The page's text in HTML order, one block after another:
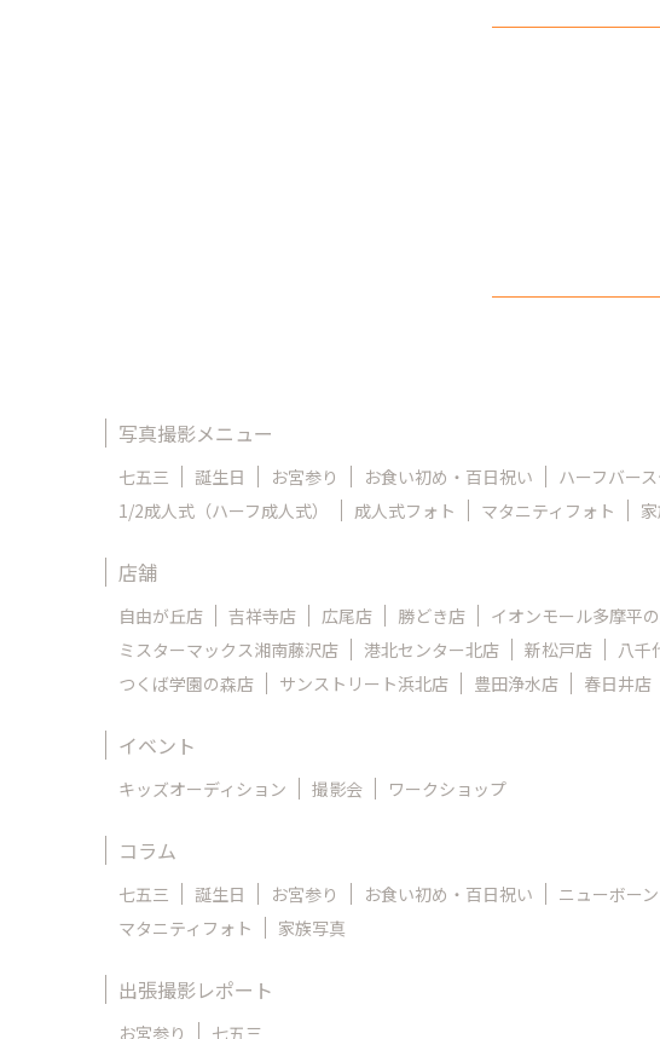
写真撮影メニュー
七五三 誕生日 お宮参り お食い初め・百日祝い ハーフバー
1/2成人式（ハーフ成人式）
成人式フォト マタニティフォト
店舗
自由が丘店 吉祥寺店 広尾店 勝どき店 イオンモール多摩平
ミスターマックス湘南藤沢店
港北センター北店 新松戸店 八千
つくば学園の森店
サンストリート浜北店 豊田浄水店 春日井店
イベント
キッズオーディション 撮影会 ワークショップ
コラム
七五三 誕生日 お宮参り お食い初め・百日祝い ニューボー
マタニティフォト
家族写真
出張撮影レポート
お宮参り 七五三